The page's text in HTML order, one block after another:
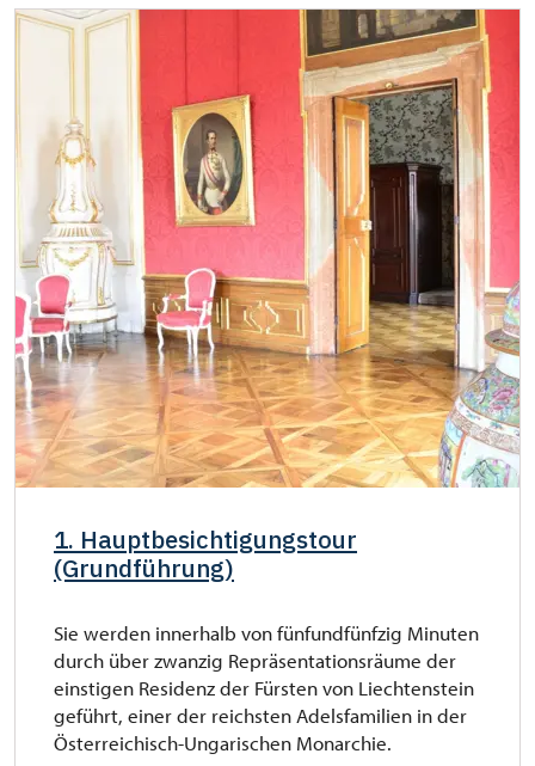
1. Hauptbesichtigungstour
(Grundführung)
Sie werden innerhalb von fünfundfünfzig Minuten
durch über zwanzig Repräsentationsräume der
einstigen Residenz der Fürsten von Liechtenstein
geführt, einer der reichsten Adelsfamilien in der
Österreichisch-Ungarischen Monarchie.